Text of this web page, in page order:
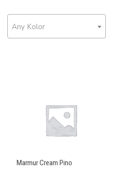
Any Kolor
Marmur Cream Pino